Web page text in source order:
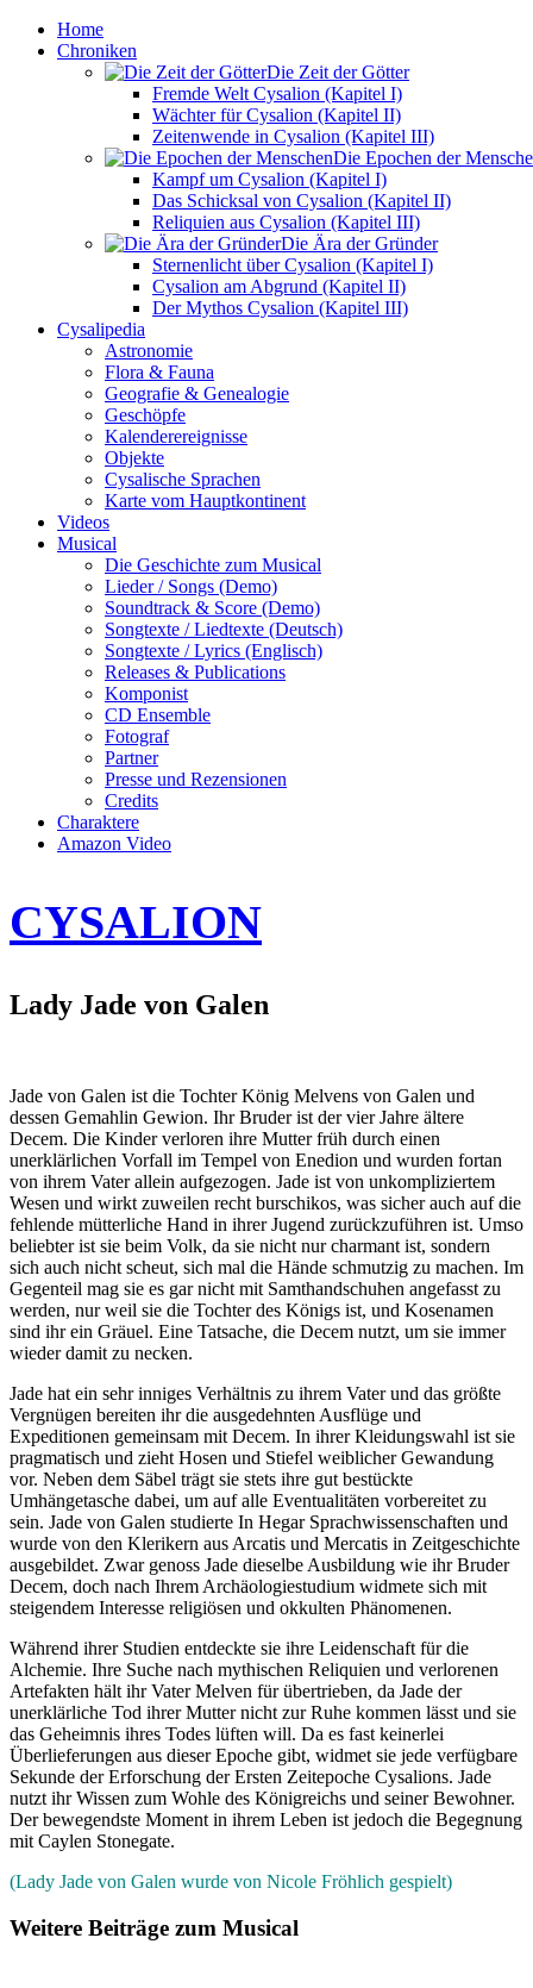
Home
Chroniken
Die Zeit der Götter
Fremde Welt Cysalion (Kapitel I)
Wächter für Cysalion (Kapitel II)
Zeitenwende in Cysalion (Kapitel III)
Die Epochen der
Kampf um Cysalion (Kapitel I)
Das Schicksal von Cysalion (Kapitel II)
Reliquien aus Cysalion (Kapitel III)
Die Ära der Gründer
Sternenlicht über Cysalion (Kapitel I)
Cysalion am Abgrund (Kapitel II)
Der Mythos Cysalion (Kapitel III)
Cysalipedia
Astronomie
Flora & Fauna
Geografie & Genealogie
Geschöpfe
Kalenderereignisse
Objekte
Cysalische Sprachen
Karte vom Hauptkontinent
Videos
Musical
Die Geschichte zum Musical
Lieder / Songs (Demo)
Soundtrack & Score (Demo)
Songtexte / Liedtexte (Deutsch)
Songtexte / Lyrics (Englisch)
Releases & Publications
Komponist
CD Ensemble
Fotograf
Partner
Presse und Rezensionen
Credits
Charaktere
Amazon Video
CYSALION
Lady Jade von Galen
Jade von Galen ist die Tochter König Melvens von Galen und
dessen Gemahlin Gewion. Ihr Bruder ist der vier Jahre ältere
Decem. Die Kinder verloren ihre Mutter früh durch einen
unerklärlichen Vorfall im Tempel von Enedion und wurden fortan
von ihrem Vater allein aufgezogen. Jade ist von unkompliziertem
Wesen und wirkt zuweilen recht burschikos, was sicher auch auf die
fehlende mütterliche Hand in ihrer Jugend zurückzuführen ist. Umso
beliebter ist sie beim Volk, da sie nicht nur charmant ist, sondern
sich auch nicht scheut, sich mal die Hände schmutzig zu machen. Im
Gegenteil mag sie es gar nicht mit Samthandschuhen angefasst zu
werden, nur weil sie die Tochter des Königs ist, und Kosenamen
sind ihr ein Gräuel. Eine Tatsache, die Decem nutzt, um sie immer
wieder damit zu necken.
Jade hat ein sehr inniges Verhältnis zu ihrem Vater und das größte
Vergnügen bereiten ihr die ausgedehnten Ausflüge und
Expeditionen gemeinsam mit Decem. In ihrer Kleidungswahl ist sie
pragmatisch und zieht Hosen und Stiefel weiblicher Gewandung
vor. Neben dem Säbel trägt sie stets ihre gut bestückte
Umhängetasche dabei, um auf alle Eventualitäten vorbereitet zu
sein. Jade von Galen studierte In Hegar Sprachwissenschaften und
wurde von den Klerikern aus Arcatis und Mercatis in Zeitgeschichte
ausgebildet. Zwar genoss Jade dieselbe Ausbildung wie ihr Bruder
Decem, doch nach Ihrem Archäologiestudium widmete sich mit
steigendem Interesse religiösen und okkulten Phänomenen.
Während ihrer Studien entdeckte sie ihre Leidenschaft für die
Alchemie. Ihre Suche nach mythischen Reliquien und verlorenen
Artefakten hält ihr Vater Melven für übertrieben, da Jade der
unerklärliche Tod ihrer Mutter nicht zur Ruhe kommen lässt und sie
das Geheimnis ihres Todes lüften will. Da es fast keinerlei
Überlieferungen aus dieser Epoche gibt, widmet sie jede verfügbare
Sekunde der Erforschung der Ersten Zeitepoche Cysalions. Jade
nutzt ihr Wissen zum Wohle des Königreichs und seiner Bewohner.
Der bewegendste Moment in ihrem Leben ist jedoch die Begegnung
mit Caylen Stonegate.
(Lady Jade von Galen wurde von Nicole Fröhlich gespielt)
Weitere Beiträge zum Musical